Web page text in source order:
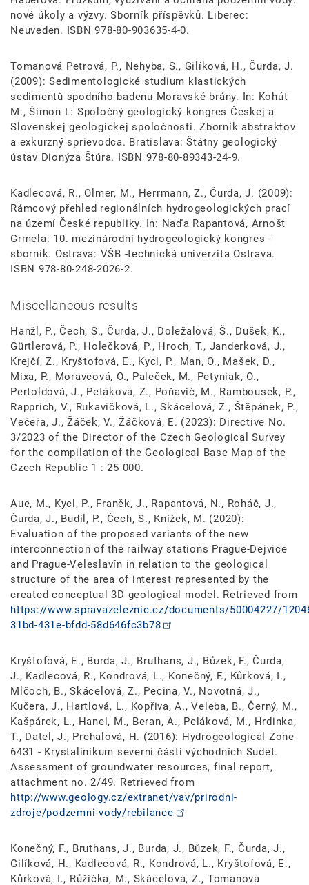
nové úkoly a výzvy. Sborník příspěvků. Liberec:
Neuveden. ISBN 978-80-903635-4-0.
Tomanová Petrová, P., Nehyba, S., Gilíková, H., Čurda, J.
(2009): Sedimentologické studium klastických
sedimentů spodního badenu Moravské brány. In: Kohút
M., Šimon L: Spoločný geologický kongres Českej a
Slovenskej geologickej spoločnosti. Zborník abstraktov
a exkurzný sprievodca. Bratislava: Štátny geologický
ústav Dionýza Štúra. ISBN 978-80-89343-24-9.
Kadlecová, R., Olmer, M., Herrmann, Z., Čurda, J. (2009):
Rámcový přehled regionálních hydrogeologických prací
na území České republiky. In: Naďa Rapantová, Arnošt
Grmela: 10. mezinárodní hydrogeologický kongres -
sborník. Ostrava: VŠB -technická univerzita Ostrava.
ISBN 978-80-248-2026-2.
Miscellaneous results
Hanžl, P., Čech, S., Čurda, J., Doležalová, Š., Dušek, K.,
Gürtlerová, P., Holečková, P., Hroch, T., Janderková, J.,
Krejčí, Z., Kryštofová, E., Kycl, P., Man, O., Mašek, D.,
Mixa, P., Moravcová, O., Paleček, M., Petyniak, O.,
Pertoldová, J., Petáková, Z., Poňavič, M., Rambousek, P.,
Rapprich, V., Rukavičková, L., Skácelová, Z., Štěpánek, P.,
Večeřa, J., Žáček, V., Žáčková, E. (2023): Directive No.
3/2023 of the Director of the Czech Geological Survey
for the compilation of the Geological Base Map of the
Czech Republic 1 : 25 000.
Aue, M., Kycl, P., Franěk, J., Rapantová, N., Roháč, J.,
Čurda, J., Budil, P., Čech, S., Knížek, M. (2020):
Evaluation of the proposed variants of the new
interconnection of the railway stations Prague-Dejvice
and Prague-Veleslavín in relation to the geological
structure of the area of interest represented by the
created conceptual 3D geological model. Retrieved from
https://www.spravazeleznic.cz/documents/50004227/
31bd-431e-bfdd-58d646fc3b78
Kryštofová, E., Burda, J., Bruthans, J., Bůzek, F., Čurda,
J., Kadlecová, R., Kondrová, L., Konečný, F., Kůrková, I.,
Mlčoch, B., Skácelová, Z., Pecina, V., Novotná, J.,
Kučera, J., Hartlová, L., Kopřiva, A., Veleba, B., Černý, M.,
Kašpárek, L., Hanel, M., Beran, A., Peláková, M., Hrdinka,
T., Datel, J., Prchalová, H. (2016): Hydrogeological Zone
6431 - Krystalinikum severní části východních Sudet.
Assessment of groundwater resources, final report,
attachment no. 2/49. Retrieved from
http://www.geology.cz/extranet/vav/prirodni-
zdroje/podzemni-vody/rebilance
Konečný, F., Bruthans, J., Burda, J., Bůzek, F., Čurda, J.,
Gilíková, H., Kadlecová, R., Kondrová, L., Kryštofová, E.,
Kůrková, I., Růžička, M., Skácelová, Z., Tomanová